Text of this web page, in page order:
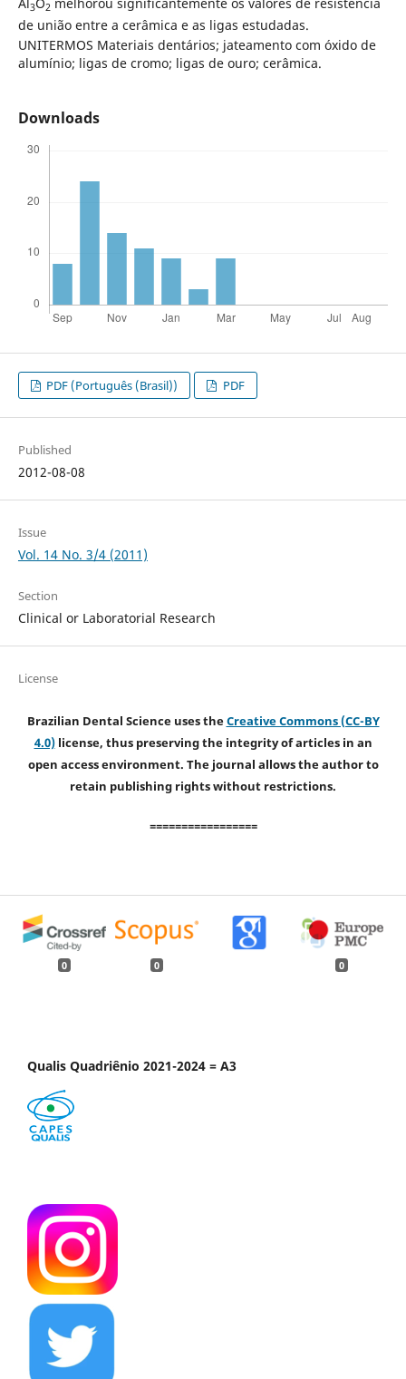
3 2
de união entre a cerâmica e as ligas estudadas.
UNITERMOS Materiais dentários; jateamento com óxido de
alumínio; ligas de cromo; ligas de ouro; cerâmica.
Downloads
PDF (Português (Brasil)) PDF
Published
2012-08-08
Issue
Vol. 14 No. 3/4 (2011)
Section
Clinical or Laboratorial Research
License
Brazilian Dental Science uses theCreative Commons (CC-BY
4.0)license, thus preserving the integrity of articles in an
open access environment. The journal allows the author to
retain publishing rights without restrictions.
=================
0 0 0
Qualis Quadriênio 2021-2024 = A3